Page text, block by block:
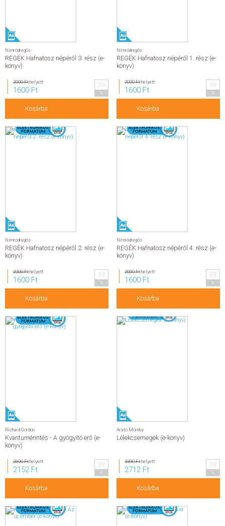
Nimródregős
REGÉK Hafnatosz népéről 3. rész (e-
könyv)
2000 Fthelyett
1600 Ft
20
Kosárba
Nimródregős
REGÉK Hafnatosz népéről 1. rész (e-
könyv)
2000 Fthelyett
1600 Ft
20
Kosárba
Nimródregős
REGÉK Hafnatosz népéről 2. rész (e-
könyv)
2000 Fthelyett
1600 Ft
20
Kosárba
Nimródregős
REGÉK Hafnatosz népéről 4. rész (e-
könyv)
2000 Fthelyett
1600 Ft
20
Kosárba
Richard Gordon
Kvantumérintés - A gyógyító erő (e-
könyv)
2690 Fthelyett
2152 Ft
20
Kosárba
Arató Mónika
Lélekcsemegék (e-könyv)
3390 Fthelyett
2712 Ft
20
Kosárba